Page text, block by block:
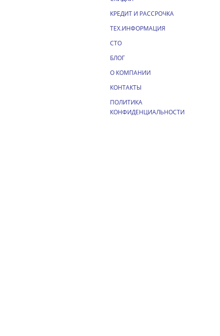
КРЕДИТ И РАССРОЧКА
ТЕХ.ИНФОРМАЦИЯ
СТО
БЛОГ
О КОМПАНИИ
КОНТАКТЫ
ПОЛИТИКА
КОНФИДЕНЦИАЛЬНОСТИ